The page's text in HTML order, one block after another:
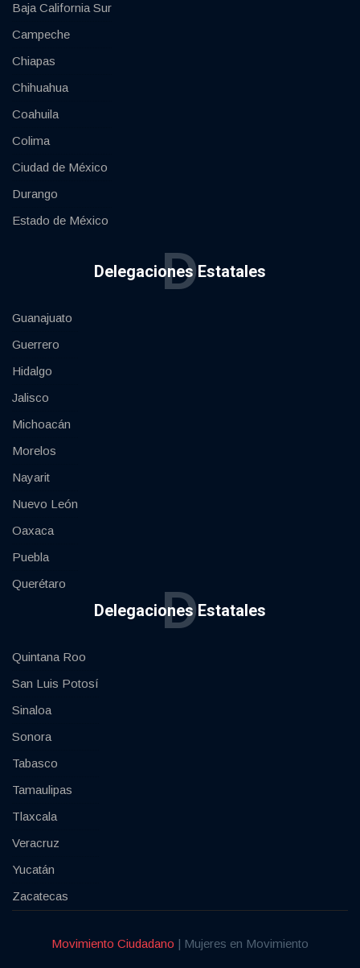
Baja California Sur
Campeche
Chiapas
Chihuahua
Coahuila
Colima
Ciudad de México
Durango
Estado de México
Delegaciones Estatales
D
Guanajuato
Guerrero
Hidalgo
Jalisco
Michoacán
Morelos
Nayarit
Nuevo León
Oaxaca
Puebla
Querétaro
Delegaciones Estatales
D
Quintana Roo
San Luis Potosí
Sinaloa
Sonora
Tabasco
Tamaulipas
Tlaxcala
Veracruz
Yucatán
Zacatecas
Movimiento Ciudadano | Mujeres en Movimiento